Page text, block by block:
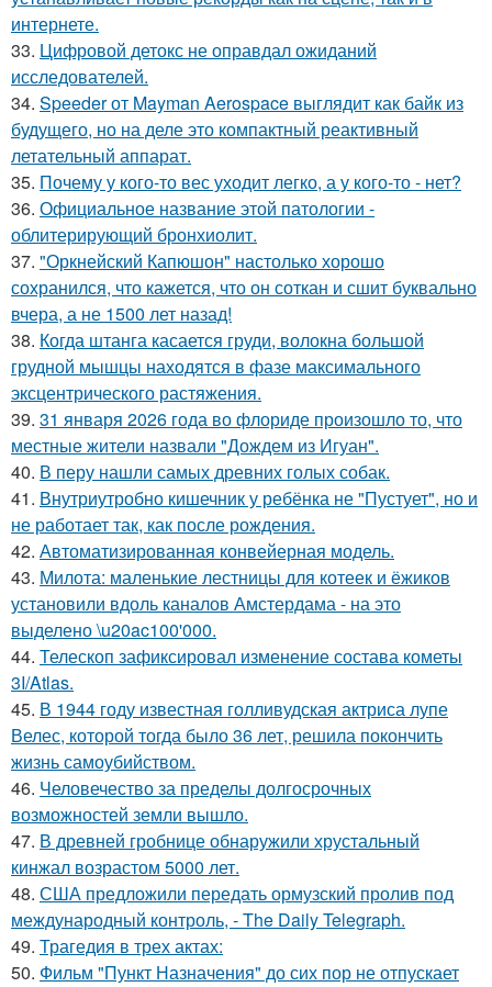
интернете.
33. Цифровой детокс не оправдал ожиданий
исследователей.
34. Speeder от Mayman Aerospace выглядит как байк из
будущего, но на деле это компактный реактивный
летательный аппарат.
35. Почему у кого-то вес уходит легко, а у кого-то - нет?
36. Официальное название этой патологии -
облитерирующий бронхиолит.
37. "Оркнейский Капюшон" настолько хорошо
сохранился, что кажется, что он соткан и сшит буквально
вчера, а не 1500 лет назад!
38. Когда штанга касается груди, волокна большой
грудной мышцы находятся в фазе максимального
эксцентрического растяжения.
39. 31 января 2026 года во флориде произошло то, что
местные жители назвали "Дождем из Игуан".
40. В перу нашли самых древних голых собак.
41. Внутриутробно кишечник у ребёнка не "Пустует", но и
не работает так, как после рождения.
42. Автоматизированная конвейерная модель.
43. Милота: маленькие лестницы для котеек и ёжиков
установили вдоль каналов Амстердама - на это
выделено \u20ac100'000.
44. Телескоп зафиксировал изменение состава кометы
3I/Atlas.
45. В 1944 году известная голливудская актриса лупе
Велес, которой тогда было 36 лет, решила покончить
жизнь самоубийством.
46. Человечество за пределы долгосрочных
возможностей земли вышло.
47. В древней гробнице обнаружили хрустальный
кинжал возрастом 5000 лет.
48. США предложили передать ормузский пролив под
международный контроль, - The Daily Telegraph.
49. Трагедия в трех актах:
50. Фильм "Пункт Назначения" до сих пор не отпускает